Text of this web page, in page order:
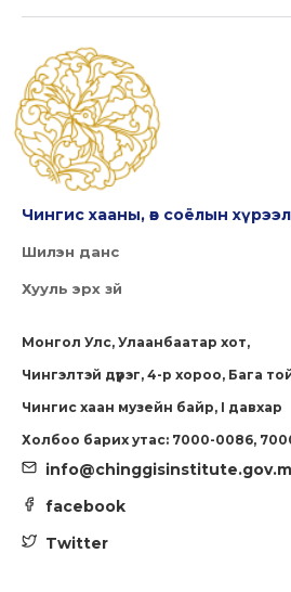
Чингис хааны, өв соёлын
Шилэн данс
Хууль эрх зүй
Монгол Улс, Улаанбаатар хот,
Чингэлтэй дүүрэг, 4-р хороо, Бага
Чингис хаан музейн байр, I давхар
Холбоо барих утас: 7000-0086,
facebook
Twitter